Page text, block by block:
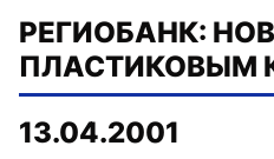
РЕГИОБАНК:
ПЛАСТИКОВЫМ
13.04.2001